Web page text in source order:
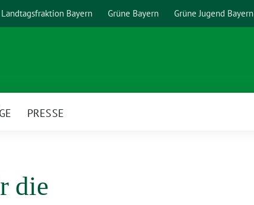
Landtagsfraktion Bayern Grüne Bayern Grüne Jugend Bayern
PRESSE
die